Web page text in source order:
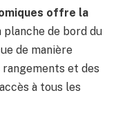
offre la
planche de bord du
de manière
rangements et des
à tous les